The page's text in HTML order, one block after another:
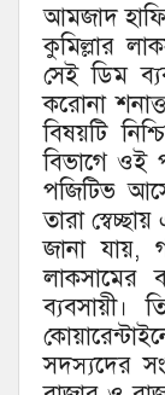
আমজাদ
কুমিল্লার
সেই ডিম
করোনা
বিষয়টি
বিভাগে ওই
পজিটিভ
তারা
জানা যায়,
ব্যবসায়ী।
সদস্যদের